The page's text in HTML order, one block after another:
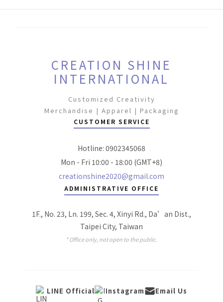
CREATION SHINE
INTERNATIONAL
Customized Creativity
Merchandise | Apparel | Packaging
CUSTOMER SERVICE
Hotline: 0902345068
Mon - Fri 10:00 - 18:00 (GMT+8)
creationshine2020@gmail.com
ADMINISTRATIVE OFFICE
1F., No. 23, Ln. 199, Sec. 4, Xinyi Rd., Da’an Dist.,
Taipei City, Taiwan
* Office only, not open to the public.
LINE Official Instagram Email Us